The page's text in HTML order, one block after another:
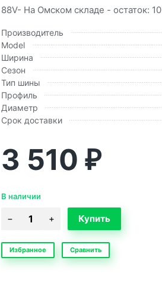
88V- На Омском складе - остаток: 10
Производитель
Model
Ширина
Сезон
Тип шины
Профиль
Диаметр
Срок доставки
3 510 ₽
В наличии
Избранное Сравнить